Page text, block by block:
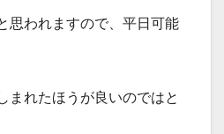
思われますので、平日可能
まれたほうが良いのではと